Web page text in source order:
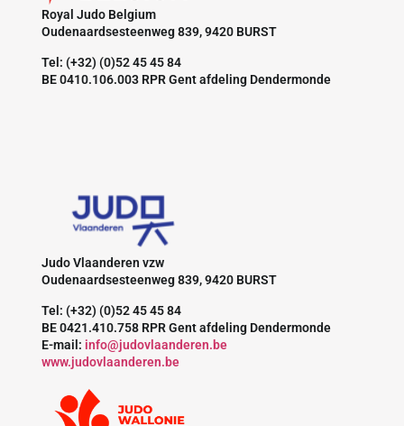
Royal Judo Belgium
Oudenaardsesteenweg 839, 9420 BURST
Tel: (+32) (0)52 45 45 84
BE 0410.106.003 RPR Gent afdeling Dendermonde
Judo Vlaanderen vzw
Oudenaardsesteenweg 839, 9420 BURST
Tel: (+32) (0)52 45 45 84
BE 0421.410.758 RPR Gent afdeling Dendermonde
E-mail: info@judovlaanderen.be
www.judovlaanderen.be